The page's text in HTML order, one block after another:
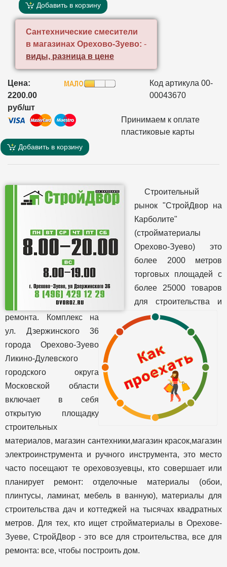
Добавить в корзину
Сантехнические смесители
в магазинах Орехово-Зуево: -
виды, разница в цене
Цена:
2200.00
руб/шт
Код артикула 00-
00043670
Принимаем к оплате
пластиковые карты
Добавить в корзину
Строительный
рынок "СтройДвор на
Карболите"
(стройматериалы
Орехово-Зуево) это
более 2000 метров
торговых площадей с
более 25000 товаров
для строительства и
ремонта. Комплекс на
ул. Дзержинского 36
города Орехово-Зуево
Ликино-Дулевского
городского округа
Московской области
включает в себя
открытую площадку
строительных
материалов, магазин сантехники,магазин красок,магазин
электроинструмента и ручного инструмента, это место
часто посещают те ореховозуевцы, кто совершает или
планирует ремонт: отделочные материалы (обои,
плинтусы, ламинат, мебель в ванную), материалы для
строительства дач и коттеджей на тысячах квадратных
метров. Для тех, кто ищет стройматериалы в Орехове-
Зуеве, СтройДвор - это все для строительства, все для
ремонта: все, чтобы построить дом.